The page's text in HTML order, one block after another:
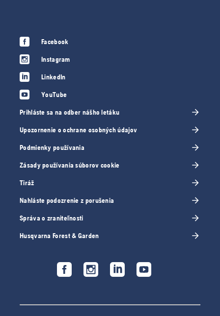
Facebook
Instagram
LinkedIn
YouTube
Prihláste sa na odber nášho letáku
Upozornenie o ochrane osobných údajov
Podmienky používania
Zásady používania súborov cookie
Tiráž
Nahláste podozrenie z porušenia
Správa o zraniteľnosti
Husqvarna Forest & Garden